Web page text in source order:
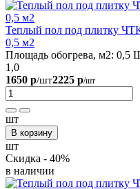
Теплый пол под плитку
0,5 м2
Площадь обогрева, м2: 0,5
1,0
1650 р/шт2225 р/шт
шт
В корзину
шт
Скидка - 40%
в наличии